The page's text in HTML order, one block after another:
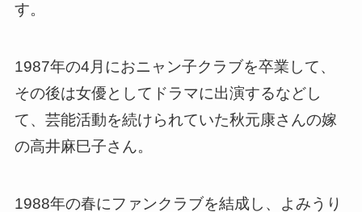
す。
1987年の4月におニャン子クラブを卒業して、
その後は女優としてドラマに出演するなどし
て、芸能活動を続けられていた秋元康さんの嫁
の高井麻巳子さん。
1988年の春にファンクラブを結成し、よみうり